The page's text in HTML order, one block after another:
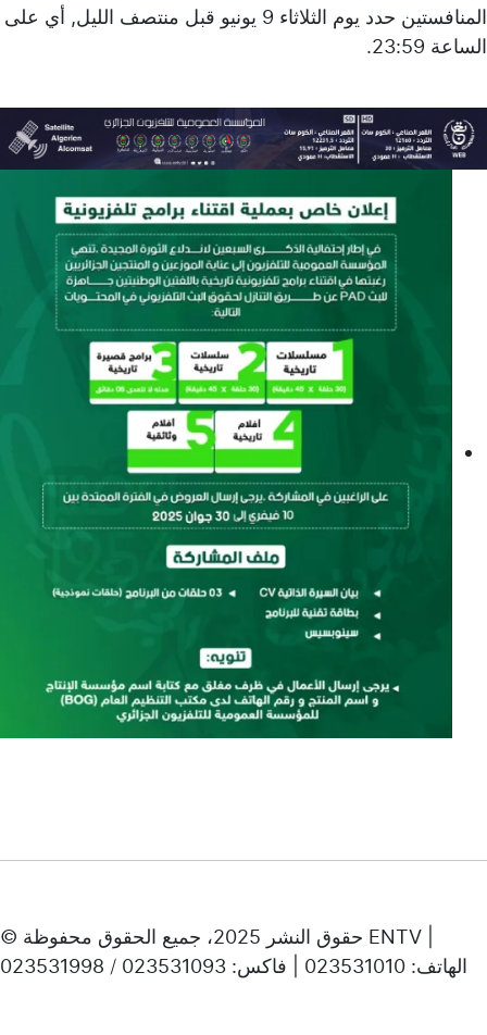
المنافستين حدد يوم الثلاثاء 9 يونيو قبل منتصف الليل, أي على
الساعة 23:59.
© حقوق النشر 2025، جميع الحقوق محفوظة ENTV |
الهاتف: 023531010 | فاكس: 023531093 / 023531998